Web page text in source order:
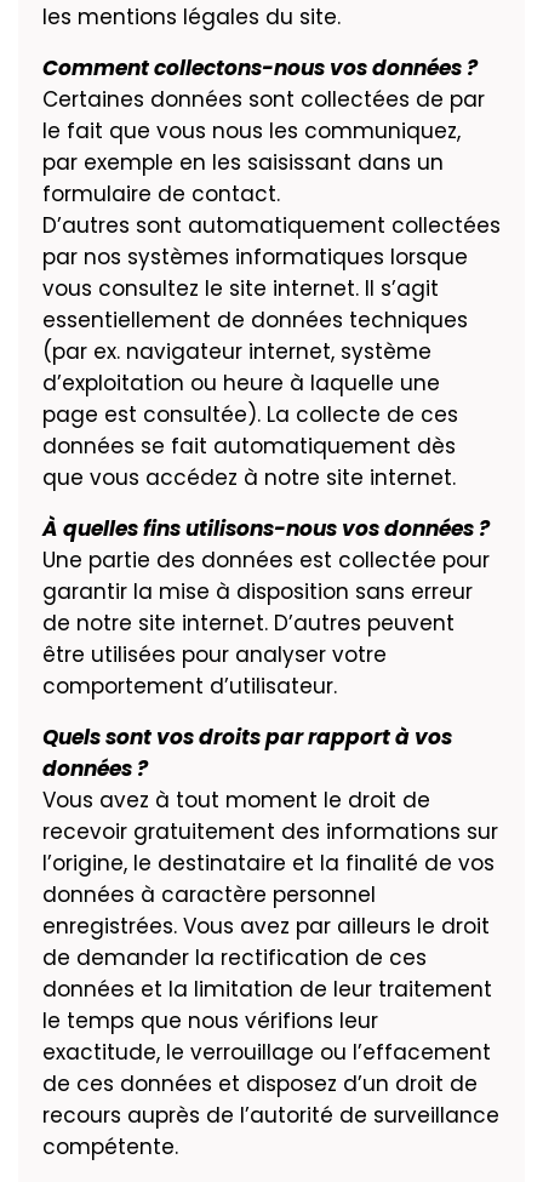
les mentions légales du site.
Comment collectons-nous vos données ?
Certaines données sont collectées de par
le fait que vous nous les communiquez,
par exemple en les saisissant dans un
formulaire de contact.
D’autres sont automatiquement collectées
par nos systèmes informatiques lorsque
vous consultez le site internet. Il s’agit
essentiellement de données techniques
(par ex. navigateur internet, système
d’exploitation ou heure à laquelle une
page est consultée). La collecte de ces
données se fait automatiquement dès
que vous accédez à notre site internet.
À quelles fins utilisons-nous vos données ?
Une partie des données est collectée pour
garantir la mise à disposition sans erreur
de notre site internet. D’autres peuvent
être utilisées pour analyser votre
comportement d’utilisateur.
Quels sont vos droits par rapport à vos
données ?
Vous avez à tout moment le droit de
recevoir gratuitement des informations sur
l’origine, le destinataire et la finalité de vos
données à caractère personnel
enregistrées. Vous avez par ailleurs le droit
de demander la rectification de ces
données et la limitation de leur traitement
le temps que nous vérifions leur
exactitude, le verrouillage ou l’effacement
de ces données et disposez d’un droit de
recours auprès de l’autorité de surveillance
compétente.